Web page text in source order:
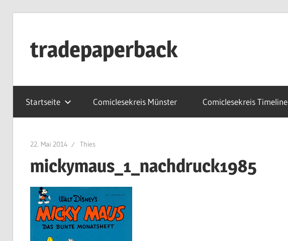
springentradepaperback
by
thies
albers
Startseite Comiclesekreis Münster Comiclesekreis Timeline
22. Mai 2014 Thies
mickymaus_1_nachdruck1985